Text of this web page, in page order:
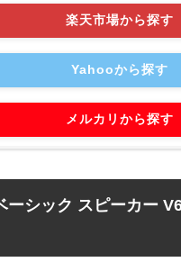
楽天市場から探す
Yahooから探す
メルカリから探す
ーシック スピーカー